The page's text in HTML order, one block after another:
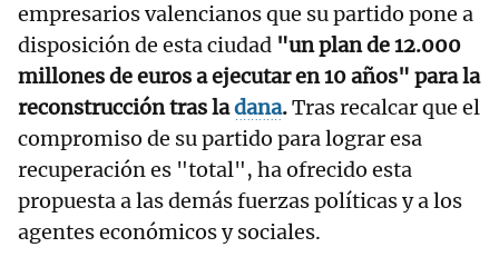
empresarios valencianos que su partido pone a
disposición de esta ciudad "un plan de 12.000
millones de euros a ejecutar en 10 años" para la
reconstrucción tras ladana.Tras recalcar que el
compromiso de su partido para lograr esa
recuperación es "total", ha ofrecido esta
propuesta a las demás fuerzas políticas y a los
agentes económicos y sociales.